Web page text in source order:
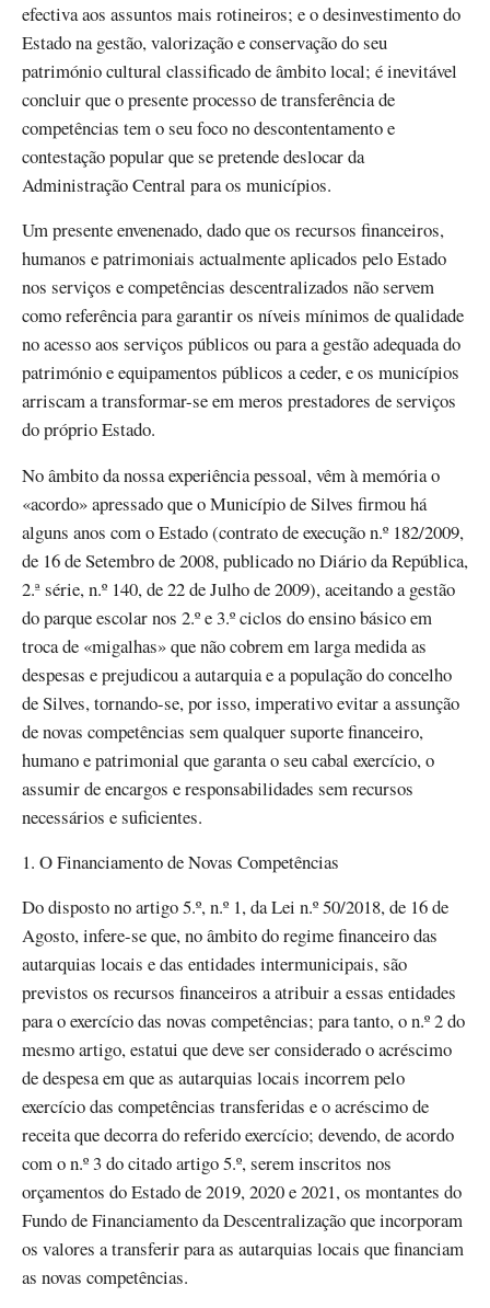
efectiva aos assuntos mais rotineiros; e o desinvestimento do
Estado na gestão, valorização e conservação do seu
património cultural classificado de âmbito local; é inevitável
concluir que o presente processo de transferência de
competências tem o seu foco no descontentamento e
contestação popular que se pretende deslocar da
Administração Central para os municípios.
Um presente envenenado, dado que os recursos financeiros,
humanos e patrimoniais actualmente aplicados pelo Estado
nos serviços e competências descentralizados não servem
como referência para garantir os níveis mínimos de qualidade
no acesso aos serviços públicos ou para a gestão adequada do
património e equipamentos públicos a ceder, e os municípios
arriscam a transformar-se em meros prestadores de serviços
do próprio Estado.
No âmbito da nossa experiência pessoal, vêm à memória o
«acordo» apressado que o Município de Silves firmou há
alguns anos com o Estado (contrato de execução n.º 182/2009,
de 16 de Setembro de 2008, publicado no Diário da República,
2.ª série, n.º 140, de 22 de Julho de 2009), aceitando a gestão
do parque escolar nos 2.º e 3.º ciclos do ensino básico em
troca de «migalhas» que não cobrem em larga medida as
despesas e prejudicou a autarquia e a população do concelho
de Silves, tornando-se, por isso, imperativo evitar a assunção
de novas competências sem qualquer suporte financeiro,
humano e patrimonial que garanta o seu cabal exercício, o
assumir de encargos e responsabilidades sem recursos
necessários e suficientes.
1. O Financiamento de Novas Competências
Do disposto no artigo 5.º, n.º 1, da Lei n.º 50/2018, de 16 de
Agosto, infere-se que, no âmbito do regime financeiro das
autarquias locais e das entidades intermunicipais, são
previstos os recursos financeiros a atribuir a essas entidades
para o exercício das novas competências; para tanto, o n.º 2 do
mesmo artigo, estatui que deve ser considerado o acréscimo
de despesa em que as autarquias locais incorrem pelo
exercício das competências transferidas e o acréscimo de
receita que decorra do referido exercício; devendo, de acordo
com o n.º 3 do citado artigo 5.º, serem inscritos nos
orçamentos do Estado de 2019, 2020 e 2021, os montantes do
Fundo de Financiamento da Descentralização que incorporam
os valores a transferir para as autarquias locais que financiam
as novas competências.